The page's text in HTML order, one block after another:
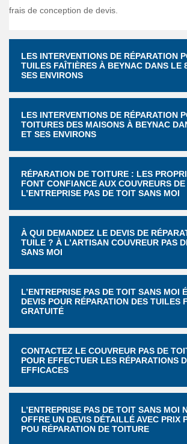
frais de conception de devis.
LES INTERVENTIONS DE RÉPARATION
TUILES FAÎTIÈRES À BEYNAC DANS LE
SES ENVIRONS
LES INTERVENTIONS DE RÉPARATION
TOITURES DES MAISONS À BEYNAC
ET SES ENVIRONS
RÉPARATION DE TOITURE : LES
FONT CONFIANCE AUX COUVREURS DE
L’ENTREPRISE PAS DE TOIT SANS MOI
À QUI DEMANDEZ LE DEVIS DE
TUILE ? À L’ARTISAN COUVREUR PAS
SANS MOI
L’ENTREPRISE PAS DE TOIT SANS MOI
DEVIS POUR RÉPARATION DES TUILES
GRATUITÉ
CONTACTEZ LE COUVREUR PAS DE
POUR EFFECTUER LES RÉPARATIONS
EFFICACES
L’ENTREPRISE PAS DE TOIT SANS MOI
OFFRE UN DEVIS DÉTAILLÉ AVEC PRIX
POU RÉPARATION DE TOITURE